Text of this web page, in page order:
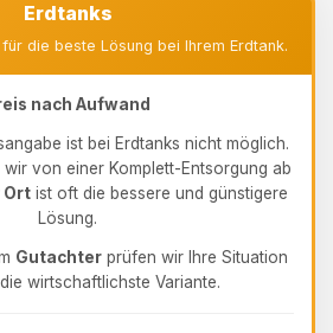
Erdtanks
die beste Lösung bei Ihrem Erdtank.
nach Aufwand
ist bei Erdtanks nicht möglich.
wir von einer Komplett-Entsorgung ab
Ort ist oft die bessere und günstigere
Lösung.
Gutachter prüfen wir Ihre Situation
wirtschaftlichste Variante.